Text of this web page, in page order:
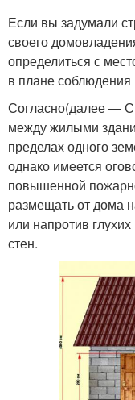
Если вы задумали
своего
определиться с
в плане
Согласно(далее —
между жилыми
пределах одного
однако имеется
повышенной
размещать от дома
или напротив
стен.